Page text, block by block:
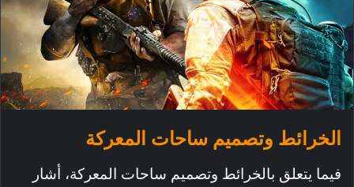
الخرائط وتصميم ساحات المعركة
فيما يتعلق بالخرائط وتصميم ساحات المعركة، أشار